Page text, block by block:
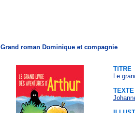
Grand roman Dominique et compagnie
TITRE
Le
TEXTE